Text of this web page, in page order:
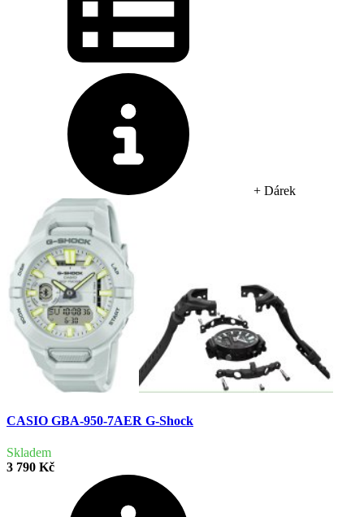
+ Dárek
CASIO GBA-950-7AER G-Shock
Skladem
3 790 Kč